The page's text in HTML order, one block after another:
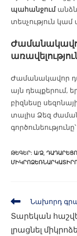
պահանջում
տեսչություն
Ժամանակավոր
այն դեպքերում,
բիզնեսը
տալիս Ձեզ
ԹԵԳԵՐ: Ա/Ձ,
Նախորդ
Տարեկան
լրացնել